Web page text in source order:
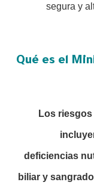
segura y
¿Qué es el
Los
deficiencias
biliar y